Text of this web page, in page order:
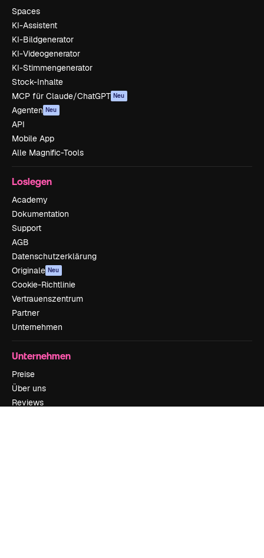
Spaces
KI-Assistent
KI-Bildgenerator
KI-Videogenerator
KI-Stimmengenerator
Stock-Inhalte
MCP für Claude/ChatGPT Neu
Agenten Neu
API
Mobile App
Alle Magnific-Tools
Loslegen
Academy
Dokumentation
Support
AGB
Datenschutzerklärung
Originale Neu
Cookie-Richtlinie
Vertrauenszentrum
Partner
Unternehmen
Unternehmen
Preise
Über uns
Reviews